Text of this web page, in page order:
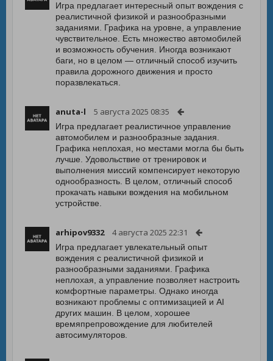
Игра предлагает интересный опыт вождения с
реалистичной физикой и разнообразными
заданиями. Графика на уровне, а управление
чувствительное. Есть множество автомобилей
и возможность обучения. Иногда возникают
баги, но в целом — отличный способ изучить
правила дорожного движения и просто
поразвлекаться.
anuta-l 5 августа 2025 08:35
Игра предлагает реалистичное управление
автомобилем и разнообразные задания.
Графика неплохая, но местами могла бы быть
лучше. Удовольствие от тренировок и
выполнения миссий компенсирует некоторую
однообразность. В целом, отличный способ
прокачать навыки вождения на мобильном
устройстве.
arhipov9332 4 августа 2025 22:31
Игра предлагает увлекательный опыт
вождения с реалистичной физикой и
разнообразными заданиями. Графика
неплохая, а управление позволяет настроить
комфортные параметры. Однако иногда
возникают проблемы с оптимизацией и AI
других машин. В целом, хорошее
времяпрепровождение для любителей
автосимуляторов.